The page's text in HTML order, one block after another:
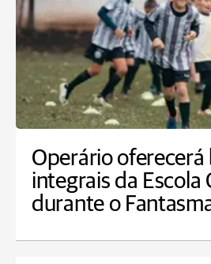
Operário oferecerá
integrais da Escola
durante o